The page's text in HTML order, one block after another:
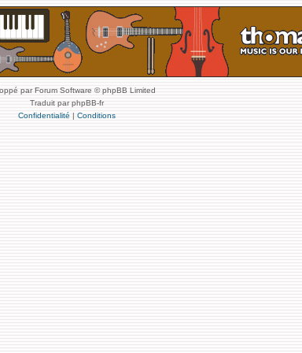
par Forum Software © phpBB Limited
Traduit par phpBB-fr
Confidentialité | Conditions